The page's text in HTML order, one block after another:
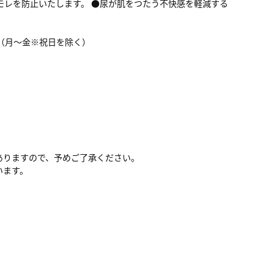
を防止いたします。 ●尿が肌をつたう不快感を軽減する
～金※祝日を除く）
ますので、予めご了承ください。
す。